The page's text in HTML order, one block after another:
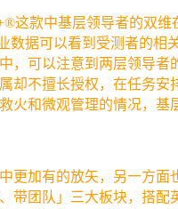
这款中基层领导者的双维
数据可以看到受测者的相
，可以注意到两层领导
却不擅长授权，在任务安
火和微观管理的情况，基
更加有的放矢，另一方面
带团队」三大板块，搭配